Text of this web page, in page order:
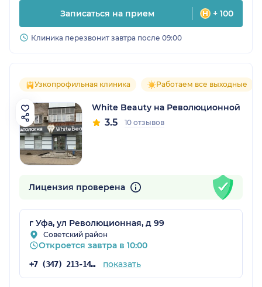
Записаться на прием + 100
Клиника перезвонит завтра после 09:00
Узкопрофильная клиника Работаем все выходные
White Beauty на Революционной
3.5 10 отзывов
Лицензия проверена
г Уфа, ул Революционная, д 99
Советский район
Откроется завтра в 10:00
+7 (347) 213-14-23 показать